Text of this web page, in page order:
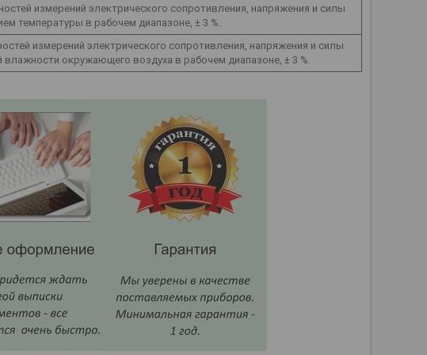
измерений электрического сопротивления, напряжения и силы
температуры в рабочем диапазоне, ± 3 %.
измерений электрического сопротивления, напряжения и силы
окружающего воздуха в рабочем диапазоне, ± 3 %.